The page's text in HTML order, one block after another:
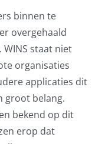
binnen te
overgehaald
staat niet
organisaties
applicaties dit
groot belang.
bekend op dit
erop dat